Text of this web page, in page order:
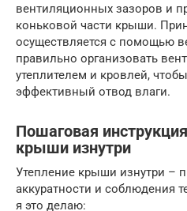
вентиляционных зазоров и
коньковой части крыши.
осуществляется с помощью
правильно организовать
утеплителем и кровлей,
эффективный отвод влаги.
Пошаговая
крыши изнутри
Утепление крыши изнутри –
аккуратности и соблюдения
я это делаю: